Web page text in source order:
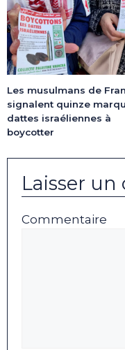
Les musulmans de
signalent quinze
dattes israéliennes à
boycotter
Laisser
Commentaire